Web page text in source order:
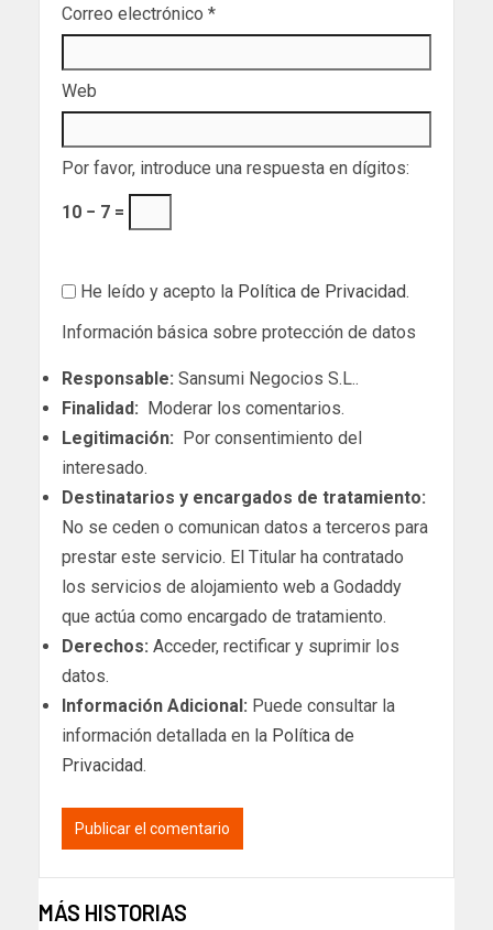
Correo electrónico *
Web
Por favor, introduce una respuesta en dígitos:
10 − 7 =
He leído y acepto la Política de Privacidad.
Información básica sobre protección de datos
Responsable: Sansumi Negocios S.L..
Finalidad: Moderar los comentarios.
Legitimación: Por consentimiento del
interesado.
Destinatarios y encargados de tratamiento:
No se ceden o comunican datos a terceros para
prestar este servicio. El Titular ha contratado
los servicios de alojamiento web a Godaddy
que actúa como encargado de tratamiento.
Derechos: Acceder, rectificar y suprimir los
datos.
Información Adicional: Puede consultar la
información detallada en la Política de
Privacidad.
MÁS HISTORIAS